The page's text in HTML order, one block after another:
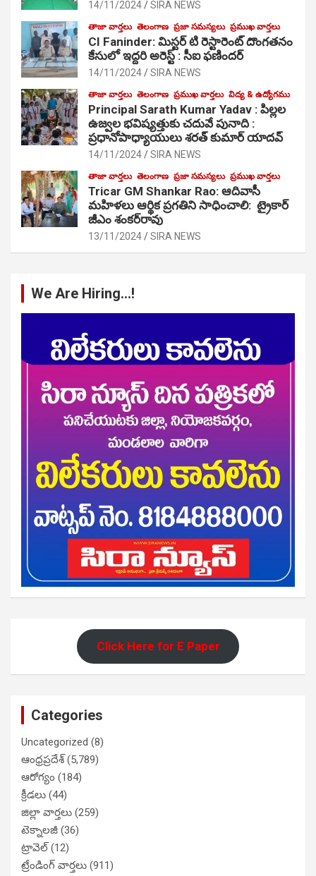
14/11/2024 SIRA NEWS
తాజా వార్తలు తెలంగాణ ప్రజా సమస్యలు ప్రముఖ వార్తలు
CI Faninder: మిస్టర్ టి రెస్టారెంట్ దొంగతనం
కేసులో ఇద్దరి అరెస్ట్ : సీఐ ఫణిందర్
14/11/2024 SIRA NEWS
తాజా వార్తలు తెలంగాణ ప్రముఖ వార్తలు విద్య & ఉద్యోగము
Principal Sarath Kumar Yadav : పిల్లల
ఉజ్వల భవిష్యత్తుకు చదువే పునాది :
ప్రధానోపాధ్యాయులు శరత్ కుమార్ యాదవ్
14/11/2024 SIRA NEWS
తాజా వార్తలు తెలంగాణ ప్రజా సమస్యలు ప్రముఖ వార్తలు
Tricar GM Shankar Rao: ఆదివాసీ
మహిళలు ఆర్థిక ప్రగతిని సాధించాలి: ట్రైకార్
జీఎం శంకర్‌రావు
13/11/2024 SIRA NEWS
We Are Hiring…!
Click Here for E Paper
Categories
Uncategorized (8)
ఆంధ్రప్రదేశ్(5,789)
ఆరోగ్యం (184)
క్రీడలు (44)
జిల్లా వార్తలు (259)
టెక్నాలజీ (36)
ట్రావెల్(12)
ట్రేండింగ్ వార్తలు (911)